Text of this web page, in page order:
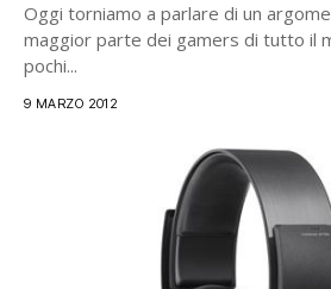
Oggi torniamo a parlare di un
maggior parte dei gamers di tutto il
pochi...
9 MARZO 2012